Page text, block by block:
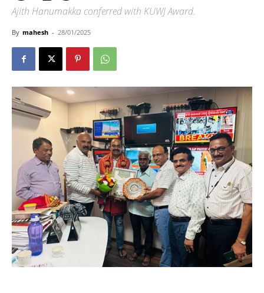
Ajith Hanumakka conferred with KUWJ Award.
By mahesh - 28/01/2025